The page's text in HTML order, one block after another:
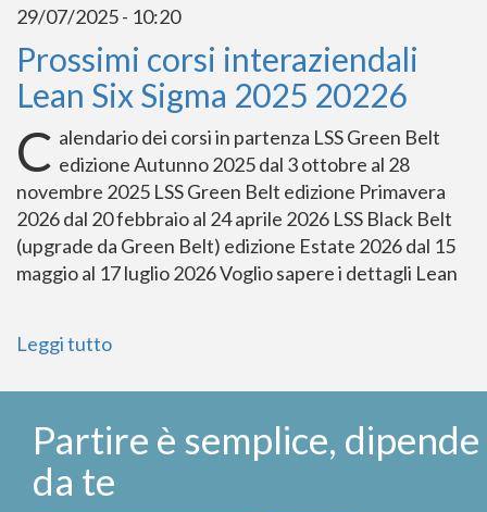
29/07/2025 - 10:20
Prossimi corsi interaziendali
Lean Six Sigma 2025 20226
C alendario dei corsi in partenza LSS Green Belt
edizione Autunno 2025 dal 3 ottobre al 28
novembre 2025 LSS Green Belt edizione Primavera
2026 dal 20 febbraio al 24 aprile 2026 LSS Black Belt
(upgrade da Green Belt) edizione Estate 2026 dal 15
maggio al 17 luglio 2026 Voglio sapere i dettagli Lean
Leggi tutto
Partire è semplice, dipende
da te